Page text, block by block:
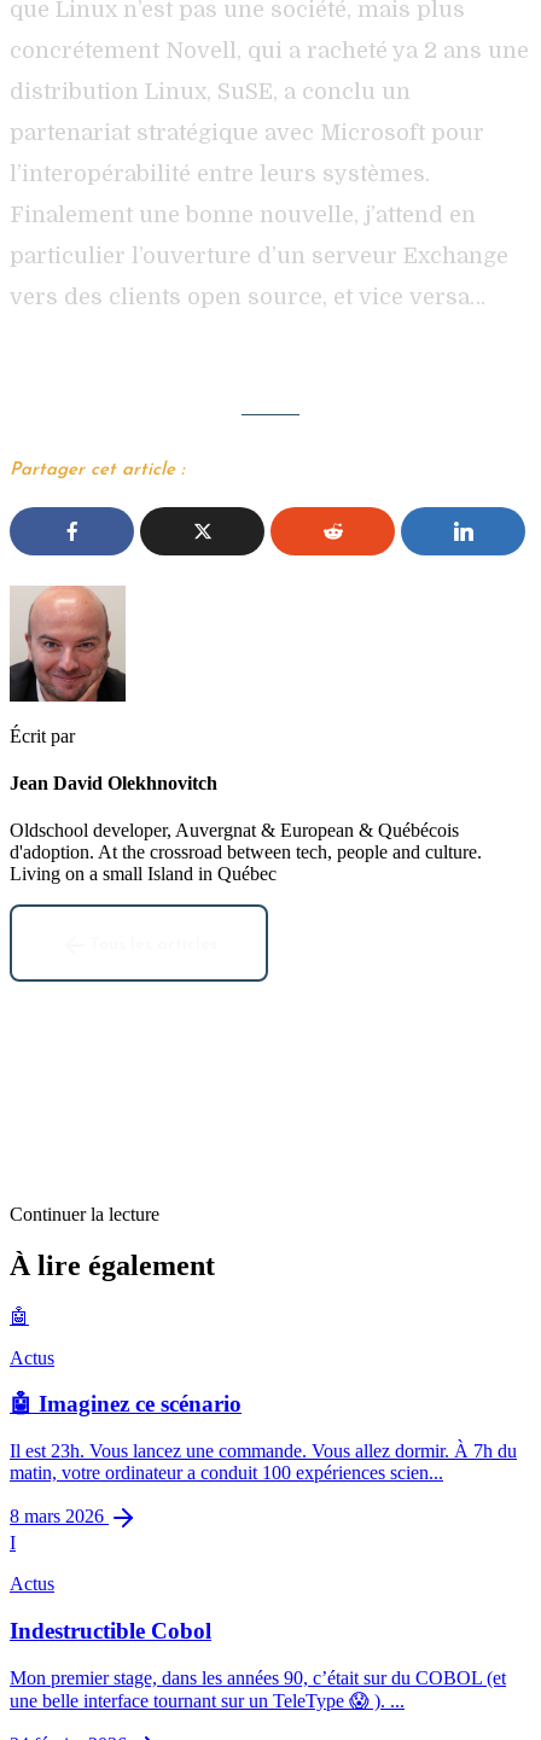
que Linux n’est pas une société, mais plus
concrétement Novell, qui a racheté ya 2 ans une
distribution Linux, SuSE, a conclu un
partenariat stratégique avec Microsoft pour
l’interopérabilité entre leurs systèmes.
Finalement une bonne nouvelle, j’attend en
particulier l’ouverture d’un serveur Exchange
vers des clients open source, et vice versa…
Partager cet article :
Écrit par
Jean David Olekhnovitch
Oldschool developer, Auvergnat & European & Québécois
d'adoption. At the crossroad between tech, people and culture.
Living on a small Island in Québec
Continuer la lecture
À lire également
🤖
Actus
🤖 Imaginez ce scénario
Il est 23h. Vous lancez une commande. Vous allez dormir. À 7h du
matin, votre ordinateur a conduit 100 expériences scien...
8 mars 2026
I
Actus
Indestructible Cobol
Mon premier stage, dans les années 90, c’était sur du COBOL (et
une belle interface tournant sur un TeleType 😱 ). ...